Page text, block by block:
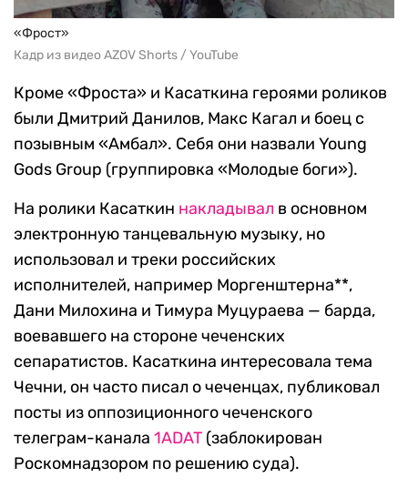
«Фрост»
Кадр из видео AZOV Shorts / YouTube
Кроме «Фроста» и Касаткина героями роликов
были Дмитрий Данилов, Макс Кагал и боец с
позывным «Амбал». Себя они назвали Young
Gods Group (группировка «Молодые боги»).
На ролики Касаткин накладывал в основном
электронную танцевальную музыку, но
использовал и треки российских
исполнителей, например Моргенштерна**,
Дани Милохина и Тимура Муцураева — барда,
воевавшего на стороне чеченских
сепаратистов. Касаткина интересовала тема
Чечни, он часто писал о чеченцах, публиковал
посты из оппозиционного чеченского
телеграм-канала 1ADAT (заблокирован
Роскомнадзором по решению суда).